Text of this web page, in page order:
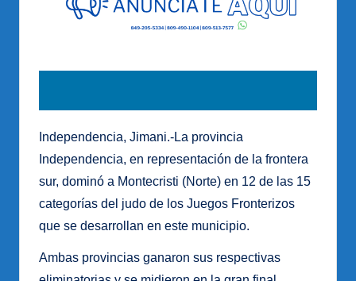
Independencia, Jimani.-La provincia
Independencia, en representación de la frontera
sur, dominó a Montecristi (Norte) en 12 de las 15
categorías del judo de los Juegos Fronterizos
que se desarrollan en este municipio.
Ambas provincias ganaron sus respectivas